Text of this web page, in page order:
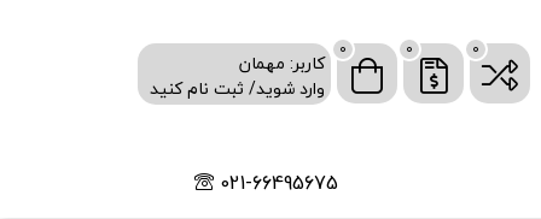
کاربر: مهمان
وارد شوید/ ثبت نام کنید
0 0 0
021-66495675